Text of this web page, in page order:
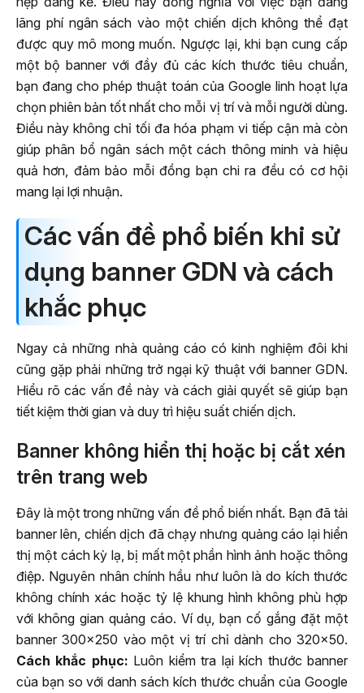
lãng phí ngân sách vào một chiến dịch không thể đạt
được quy mô mong muốn. Ngược lại, khi bạn cung cấp
một bộ banner với đầy đủ các kích thước tiêu chuẩn,
bạn đang cho phép thuật toán của Google linh hoạt lựa
chọn phiên bản tốt nhất cho mỗi vị trí và mỗi người dùng.
Điều này không chỉ tối đa hóa phạm vi tiếp cận mà còn
giúp phân bổ ngân sách một cách thông minh và hiệu
quả hơn, đảm bảo mỗi đồng bạn chi ra đều có cơ hội
mang lại lợi nhuận.
Các vấn đề phổ biến khi sử
dụng banner GDN và cách
khắc phục
Ngay cả những nhà quảng cáo có kinh nghiệm đôi khi
cũng gặp phải những trở ngại kỹ thuật với banner GDN.
Hiểu rõ các vấn đề này và cách giải quyết sẽ giúp bạn
tiết kiệm thời gian và duy trì hiệu suất chiến dịch.
Banner không hiển thị hoặc bị cắt xén
trên trang web
Đây là một trong những vấn đề phổ biến nhất. Bạn đã tải
banner lên, chiến dịch đã chạy nhưng quảng cáo lại hiển
thị một cách kỳ lạ, bị mất một phần hình ảnh hoặc thông
điệp. Nguyên nhân chính hầu như luôn là do kích thước
không chính xác hoặc tỷ lệ khung hình không phù hợp
với không gian quảng cáo. Ví dụ, bạn cố gắng đặt một
banner 300×250 vào một vị trí chỉ dành cho 320×50.
Cách khắc phục: Luôn kiểm tra lại kích thước banner
của bạn so với danh sách kích thước chuẩn của Google